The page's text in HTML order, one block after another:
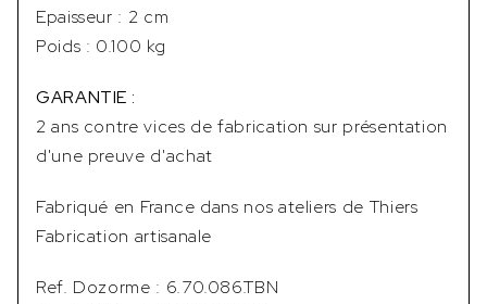
Epaisseur : 2 cm
Poids : 0.100 kg
GARANTIE :
2 ans contre vices de fabrication sur présentation
d'une preuve d'achat
Fabriqué en France dans nos ateliers de Thiers
Fabrication artisanale
Ref. Dozorme : 6.70.086.TBN